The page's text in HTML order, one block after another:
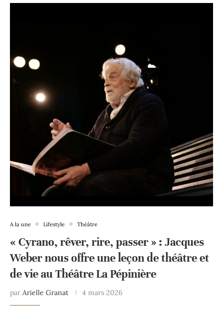
A la une Lifestyle Théâtre
« Cyrano, rêver, rire, passer » : Jacques
Weber nous offre une leçon de théâtre et
de vie au Théâtre La Pépinière
par Arielle Granat 4 mars 2026